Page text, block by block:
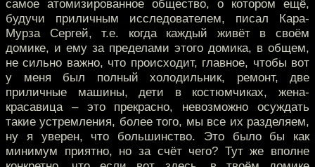
самое атомизированное общество, о котором ещё,
будучи приличным исследователем, писал Кара-
Мурза Сергей, т.е. когда каждый живёт в своём
домике, и ему за пределами этого домика, в общем,
не сильно важно, что происходит, главное, чтобы вот
у меня был полный холодильник, ремонт, две
приличные машины, дети в костюмчиках, жена-
красавица – это прекрасно, невозможно осуждать
такие устремления, более того, мы все их разделяем,
ну я уверен, что большинство. Это было бы как
минимум приятно, но за счёт чего? Тут же вполне